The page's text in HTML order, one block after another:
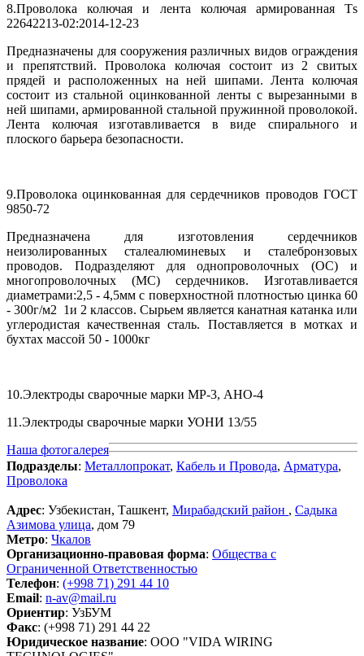
8.Проволока колючая и лента колючая армированная Тs
22642213-02:2014-12-23
Предназначены для сооружения различных видов ограждения
и препятствий. Проволока колючая состоит из 2 свитых
прядей и расположенных на ней шипами. Лента колючая
состоит из стальной оцинкованной ленты с вырезанными в
ней шипами, армированной стальной пружинной проволокой.
Лента колючая изготавливается в виде спирального и
плоского барьера безопасности.
9.Проволока оцинкованная для сердечников проводов ГОСТ
9850-72
Предназначена для изготовления сердечников
неизолированных сталеалюминевых и сталебронзовых
проводов. Подразделяют для однопроволочных (ОС) и
многопроволочных (МС) сердечников. Изготавливается
диаметрами:2,5 - 4,5мм с поверхностной плотностью цинка 60
- 300г/м2 1и 2 классов. Сырьем является канатная катанка или
углеродистая качественная сталь. Поставляется в мотках и
бухтах массой 50 - 1000кг
10.Электроды сварочные марки МР-3, АНО-4
11.Электроды сварочные марки УОНИ 13/55
Наша фотогалерея
Подразделы: Металлопрокат, Кабель и Провода, Арматура,
Проволока
Адрес: Узбекистан, Ташкент, Мирабадский район , Садыка
Азимова улица, дом 79
Метро: Чкалов
Организационно-правовая форма: Общества с
Ограниченной Ответственностью
Телефон: (+998 71) 291 44 10
Email: n-av@mail.ru
Ориентир: УзБУМ
Факс: (+998 71) 291 44 22
Юридическое название: ООО "VIDA WIRING